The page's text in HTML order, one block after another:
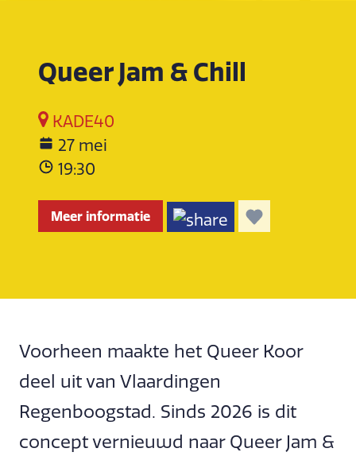
Queer Jam & Chill
KADE40
27 mei
19:30
Meer informatie
Voorheen maakte het Queer Koor
deel uit van Vlaardingen
Regenboogstad. Sinds 2026 is dit
concept vernieuwd naar Queer Jam &